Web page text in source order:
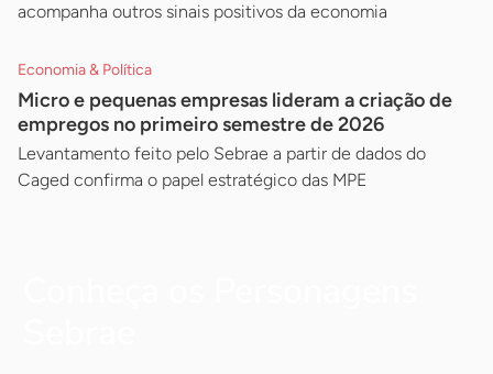
acompanha outros sinais positivos da economia
Economia & Política
Micro e pequenas empresas lideram a criação de
empregos no primeiro semestre de 2026
Levantamento feito pelo Sebrae a partir de dados do
Caged confirma o papel estratégico das MPE